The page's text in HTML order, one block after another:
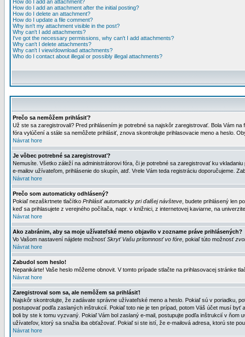
How do I add an attachment?
How do I add an attachment after the initial posting?
How do I delete an attachment?
How do I update a file comment?
Why isn't my attachment visible in the post?
Why can't I add attachments?
I've got the necessary permissions, why can't I add attachments?
Why can't I delete attachments?
Why can't I view/download attachments?
Who do I contact about illegal or possibly illegal attachments?
Prečo sa nemôžem prihlásiť?
Už ste sa zaregistrovali? Pred prihlásením je potrebné sa najskôr zaregistrovať. Bola Vám
fóra vylúčení a stále sa nemôžete prihlásiť, znova skontrolujte prihlasovacie meno a heslo.
Návrat hore
Je vôbec potrebné sa zaregistrovať?
Nemusíte. Všetko záleží na administrátorovi fóra, či je potrebné sa zaregistrovať ku
e-mailov užívateľom, prihlásenie do skupín, atď. Vrele Vám teda registráciu doporučujeme.
Návrat hore
Prečo som automaticky odhlásený?
Pokiaľ nezaškrtnete tlačítko Prihlásiť automaticky pri ďalšej návšteve , budete prihlásený len
keď sa prihlasujete z verejného počítača, napr. v knižnici, z internetovej kaviarne, na
Návrat hore
Ako zabránim, aby sa moje užívateľské meno objavilo v zozname práve prihlásených?
Vo Vašom nastavení nájdete možnosťSkryť Vašu prítomnosť vo fóre , pokiaľ túto možnosť
Návrat hore
Zabudol som heslo!
Nepanikárte! Vaše heslo môžeme obnovit. V tomto prípade stlačte na prihlasovacej stránke
Návrat hore
Zaregistroval som sa, ale nemôžem sa prihlásiť!
Najskôr skontrolujte, že zadávate správne užívateľské meno a heslo. Pokiaľ sú v poriadku,
postupovať podľa zaslaných inštrukcií. Pokiaľ toto nie je ten prípad, potom Váš účet musí
boli by ste k tomu vyzvaný. Pokiaľ Vám bol zaslaný e-mail, postupujte podľa inštrukcií v
užívateľov, ktorý sa snažia iba obťažovať. Pokiaľ si ste istí, že e-mailová adresa, ktorú ste
Návrat hore